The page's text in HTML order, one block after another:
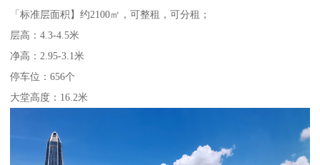
「标准层面积】约2100㎡，可整租，可分租；
层高：4.3-4.5米
净高：2.95-3.1米
停车位：656个
大堂高度：16.2米